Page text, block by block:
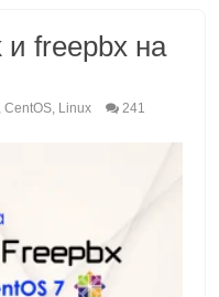
и freepbx на
,CentOS, Linux
241